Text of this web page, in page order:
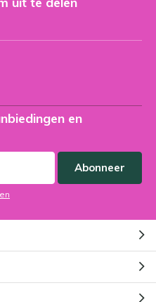
en
Abonneer